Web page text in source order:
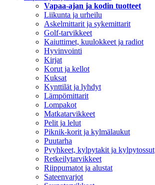
Vapaa-ajan ja kodin tuotteet
Liikunta ja urheilu
Askelmittarit ja sykemittarit
Golf-tarvikkeet
Kaiuttimet, kuulokkeet ja radiot
Hyvinvointi
Kirjat
Korut ja kellot
Kuksat
Kynttilät ja lyhdyt
Lämpömittarit
Lompakot
Matkatarvikkeet
Pelit ja lelut
Piknik-korit ja kylmälaukut
Puutarha
Pyyhkeet, kylpytakit ja kylpytossut
Retkeilytarvikkeet
Riippumatot ja alustat
Sateenvarjot